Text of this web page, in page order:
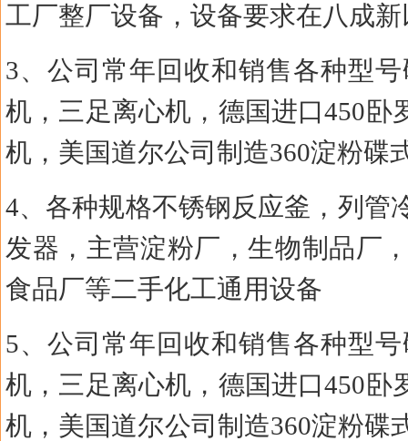
工厂整厂设备，设备要求在八成
3、公司常年回收和销售各种型
机，三足离心机，德国进口450卧
机，美国道尔公司制造360淀粉碟
4、各种规格不锈钢反应釜，列管
发器，主营淀粉厂，生物制品厂
食品厂等二手化工通用设备
5、公司常年回收和销售各种型
机，三足离心机，德国进口450卧
机，美国道尔公司制造360淀粉碟